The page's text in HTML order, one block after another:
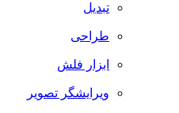
تبدیل
طراحی
ابزار فلش
ویرایشگر تصویر